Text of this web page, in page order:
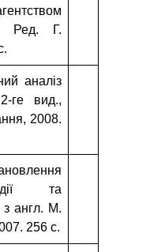
/ Ред. Г.
аналіз
ге вид.,
2008.
та
з англ. М.
256 с.